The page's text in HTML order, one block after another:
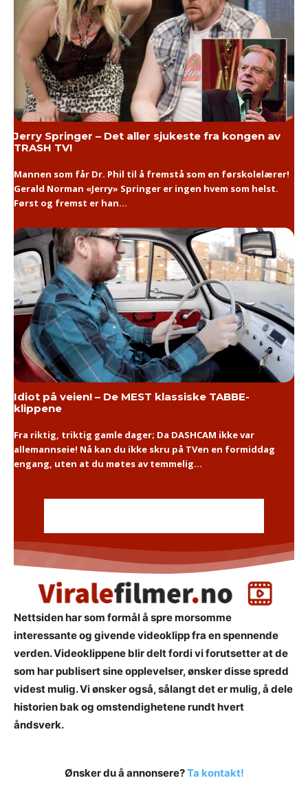
Jerry Springer – Det aller sjukeste fra kongen av
TRASH TV!
Mannen som får Dr. Phil til å fremstå som en førskolelærer!
Gerald Norman «Jerry» Springer er ingen hvem som helst.
Først og fremst er han...
Idiot på veien! – De MEST klassiske TABBE-
klippene
Fra riktig, triktig gamle dager; Da DASHCAM ikke var
allemannseie! Nå kan du ikke skru på TVen en formiddag
engang, uten at du møtes av temmelig...
Nettsiden har som formål å spre morsomme
interessante og givende videoklipp fra en spennende
verden. Videoklippene blir delt fordi vi forutsetter at de
som har publisert sine opplevelser, ønsker disse spredd
videst mulig. Vi ønsker også, sålangt det er mulig, å dele
historien bak og omstendighetene rundt hvert
åndsverk.
Ønsker du å annonsere?Ta kontakt!